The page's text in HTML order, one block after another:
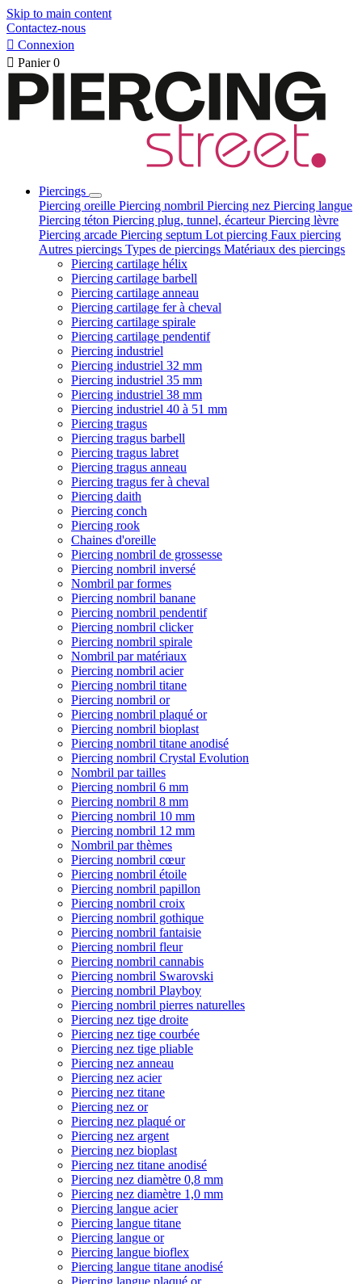
Skip to main content
Contactez-nous
 Connexion
 Panier 0
Piercings
Piercing oreille Piercing nombril Piercing nez Piercing langue
Piercing téton Piercing plug, tunnel, écarteurPiercing lèvre
Piercing arcade Piercing septum Lot piercing Faux piercing
Autres piercings Types de piercings Matériaux des piercings
Piercing cartilage hélix
Piercing cartilage barbell
Piercing cartilage anneau
Piercing cartilage fer à cheval
Piercing cartilage spirale
Piercing cartilage pendentif
Piercing industriel
Piercing industriel 32 mm
Piercing industriel 35 mm
Piercing industriel 38 mm
Piercing industriel 40 à 51 mm
Piercing tragus
Piercing tragus barbell
Piercing tragus labret
Piercing tragus anneau
Piercing tragus fer à cheval
Piercing daith
Piercing conch
Piercing rook
Chaines d'oreille
Piercing nombril de grossesse
Piercing nombril inversé
Nombril par formes
Piercing nombril banane
Piercing nombril pendentif
Piercing nombril clicker
Piercing nombril spirale
Nombril par matériaux
Piercing nombril acier
Piercing nombril titane
Piercing nombril or
Piercing nombril plaqué or
Piercing nombril bioplast
Piercing nombril titane anodisé
Piercing nombril Crystal Evolution
Nombril par tailles
Piercing nombril 6 mm
Piercing nombril 8 mm
Piercing nombril 10 mm
Piercing nombril 12 mm
Nombril par thèmes
Piercing nombril cœur
Piercing nombril étoile
Piercing nombril papillon
Piercing nombril croix
Piercing nombril gothique
Piercing nombril fantaisie
Piercing nombril fleur
Piercing nombril cannabis
Piercing nombril Swarovski
Piercing nombril Playboy
Piercing nombril pierres naturelles
Piercing nez tige droite
Piercing nez tige courbée
Piercing nez tige pliable
Piercing nez anneau
Piercing nez acier
Piercing nez titane
Piercing nez or
Piercing nez plaqué or
Piercing nez argent
Piercing nez bioplast
Piercing nez titane anodisé
Piercing nez diamètre 0,8 mm
Piercing nez diamètre 1,0 mm
Piercing langue acier
Piercing langue titane
Piercing langue or
Piercing langue bioflex
Piercing langue titane anodisé
Piercing langue plaqué or